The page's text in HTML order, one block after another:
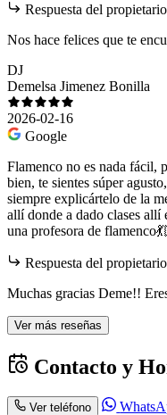
Respuesta del
Nos hace felices que te
DJ
Demelsa Jimenez Bonilla
2026-02-16
Google
Flamenco no es nada fácil,
bien, te sientes súper
siempre explicártelo de la
allí donde a dado clases allí
una profesora de
Respuesta del
Muchas gracias Deme!!
Ver más reseñas
Contacto y
Ver teléfono